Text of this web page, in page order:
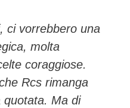
ci vorrebbero una
molta
coraggiose.
Rcs rimanga
quotata. Ma di